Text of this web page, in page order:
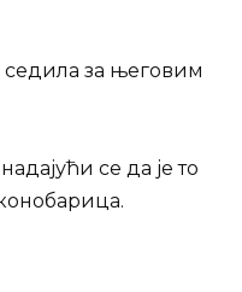
седила за његовим
се да је то